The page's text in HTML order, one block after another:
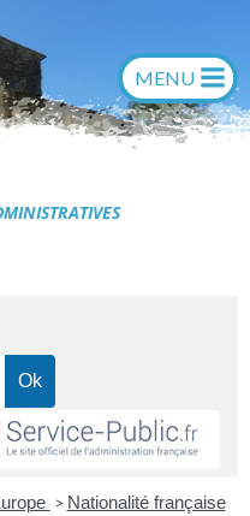
> Nationalité française